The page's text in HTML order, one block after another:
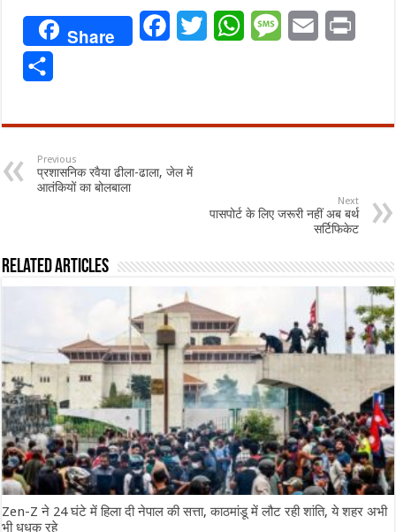
Share FacebookTwitterWhatsAppMessageEmail
Previous
प्रशासनिक रवैया ढीला-ढाला, जेल में
आतंकियों का बोलबाला
Next
पासपोर्ट के लिए जरूरी नहीं अब बर्थ
सर्टिफिकेट
Related Articles
Zen-Z ने 24 घंटे में हिला दी नेपाल की सत्ता, काठमांडू में लौट रही शांति, ये शहर अभी
भी धधक रहे